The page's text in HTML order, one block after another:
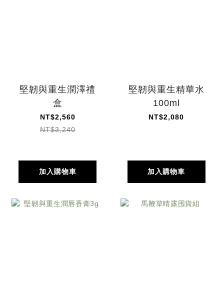
堅韌與重生潤澤禮
盒
NT$2,560
NT$3,240
加入購物車
堅韌與重生精華水
100ml
NT$2,080
加入購物車